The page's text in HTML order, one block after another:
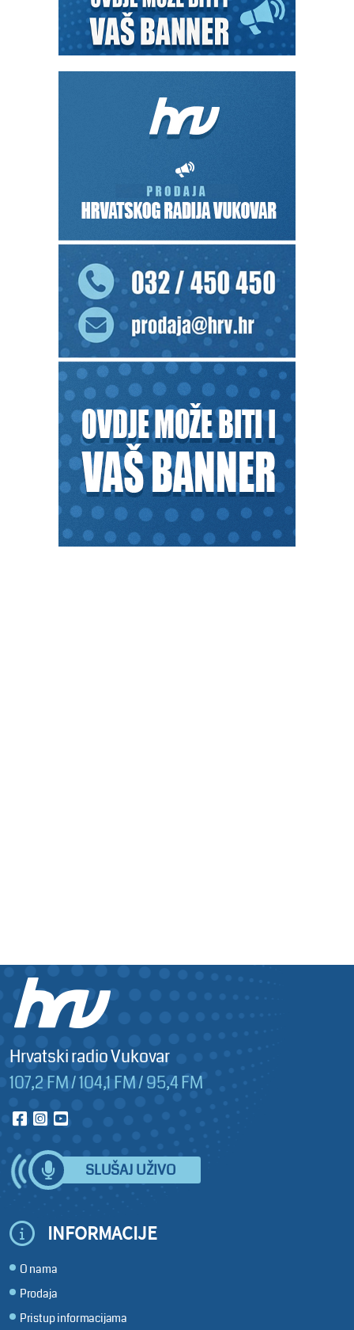
Hrvatski radio Vukovar
107,2 FM / 104,1 FM / 95,4 FM
SLUŠAJ UŽIVO
INFORMACIJE
O nama
Prodaja
Pristup informacijama